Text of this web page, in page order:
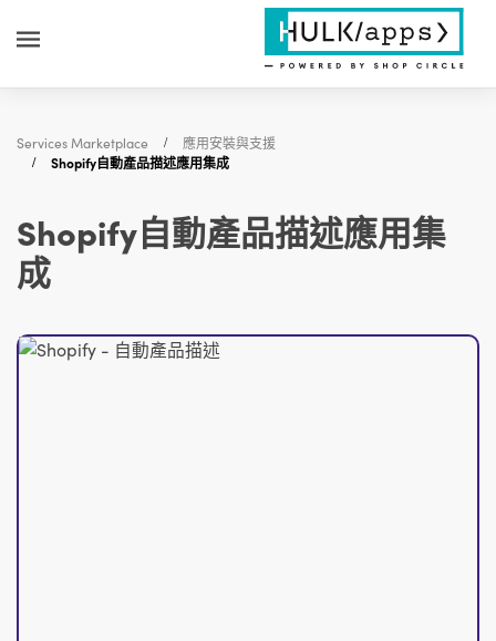
Services Marketplace
應用安裝與支援
Shopify自動產品描述應用集成
Shopify自動產品描述應用集
成